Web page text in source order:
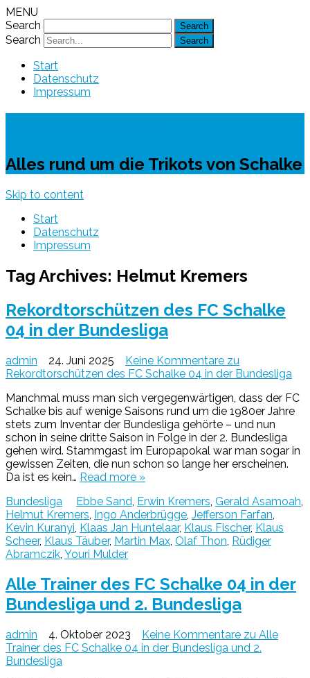
MENU
Search
Search
Start
Datenschutz
Impressum
Alles rund um die Trikots von Schalke
Skip to content
Start
Datenschutz
Impressum
Tag Archives: Helmut Kremers
Rekordtorschützen des FC Schalke
04 in der Bundesliga
admin 24. Juni 2025 Keine Kommentare zu
Rekordtorschützen des FC Schalke 04 in der Bundesliga
Manchmal muss man sich vergegenwärtigen, dass der FC
Schalke bis auf wenige Saisons rund um die 1980er Jahre
stets zum Inventar der Bundesliga gehörte – und nun
schon in seine dritte Saison in Folge in der 2. Bundesliga
gehen wird. Stammgast im Europapokal war man sogar in
gewissen Zeiten, die nun schon so lange her erscheinen.
Da ist es kein… Read more »
Bundesliga
Ebbe Sand Erwin Kremers Gerald Asamoah
Helmut Kremers Ingo Anderbrügge Jefferson Farfan
Kevin Kuranyi Klaas Jan Huntelaar, Klaus Fischer, Klaus
Scheer, Klaus Täuber, Martin Max Olaf Thon Rüdiger
Abramczik Youri Mulder
Alle Trainer des FC Schalke 04 in der
Bundesliga und 2. Bundesliga
admin 4. Oktober 2023 Keine Kommentare zu Alle
Trainer des FC Schalke 04 in der Bundesliga und 2.
Bundesliga